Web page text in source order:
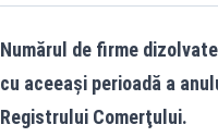
Numărul de firme
cu aceeași perioadă a
Registrului Comerţului.